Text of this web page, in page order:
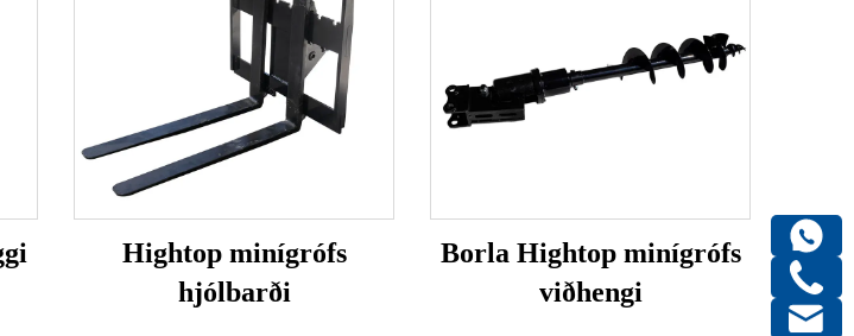
Hightop minígrófs
hjólbarði
Borla Hightop minígrófs
viðhengi